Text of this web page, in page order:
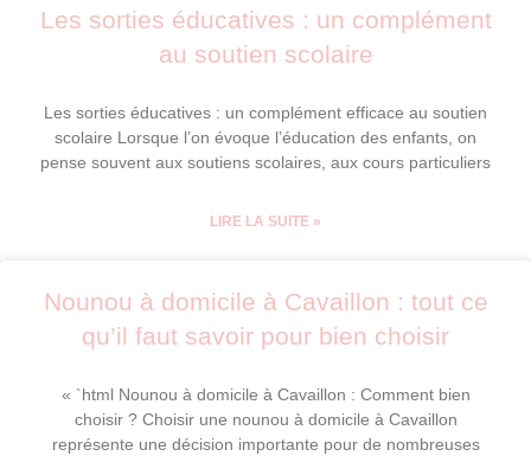
Les sorties éducatives : un complément
au soutien scolaire
Les sorties éducatives : un complément efficace au soutien
scolaire Lorsque l’on évoque l’éducation des enfants, on
pense souvent aux soutiens scolaires, aux cours particuliers
LIRE LA SUITE »
Nounou à domicile à Cavaillon : tout ce
qu’il faut savoir pour bien choisir
« `html Nounou à domicile à Cavaillon : Comment bien
choisir ? Choisir une nounou à domicile à Cavaillon
représente une décision importante pour de nombreuses